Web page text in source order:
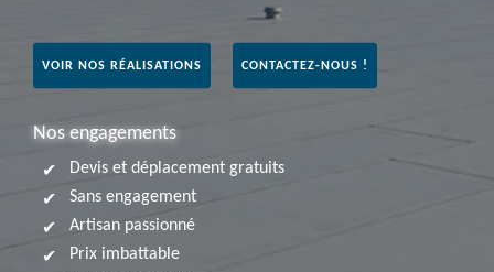
VOIR NOS RÉALISATIONS CONTACTEZ-NOUS !
Nos engagements
Devis et déplacement gratuits
Sans engagement
Artisan passionné
Prix imbattable